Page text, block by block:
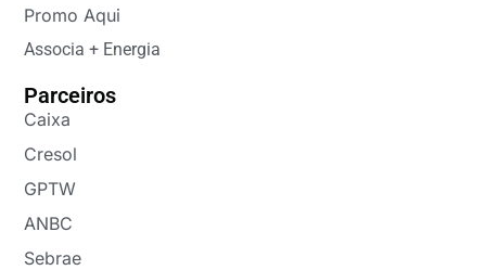
Promo Aqui
Associa + Energia
Parceiros
Caixa
Cresol
GPTW
ANBC
Sebrae